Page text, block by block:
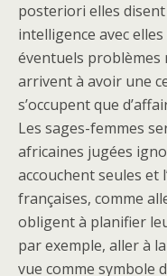
posteriori elles
intelligence avec
éventuels problèmes
arrivent à avoir une
s’occupent que
Les sages-femmes
africaines jugées
accouchent seules et
françaises, comme
obligent à planifier
par exemple, aller à
vue comme symbole